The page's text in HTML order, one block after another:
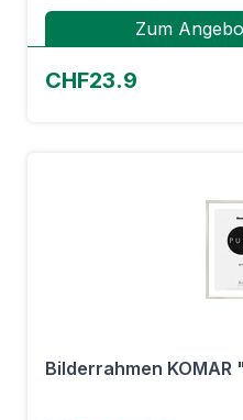
Zum
CHF23.9
Bilderrahmen